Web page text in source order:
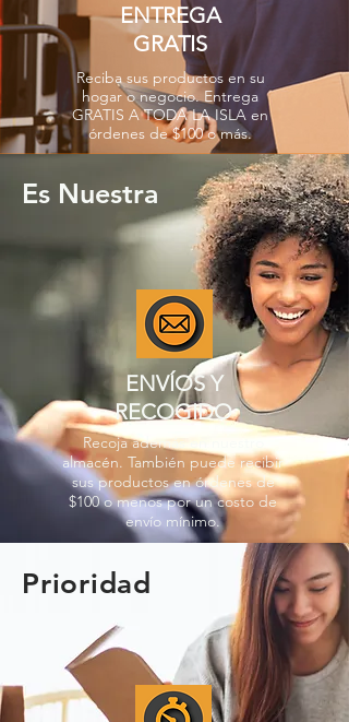
ENTREGA
GRATIS
Reciba sus productos en su
hogar o negocio. Entrega
GRATIS A TODA LA ISLA en
órdenes de $100 o más.
Es Nuestra
ENVÍOS Y
RECOGIDO
Recoja además en nuestro
almacén. También puede recibir
sus productos en órdenes de
$100 o menos por un costo de
envío mínimo.
Prioridad